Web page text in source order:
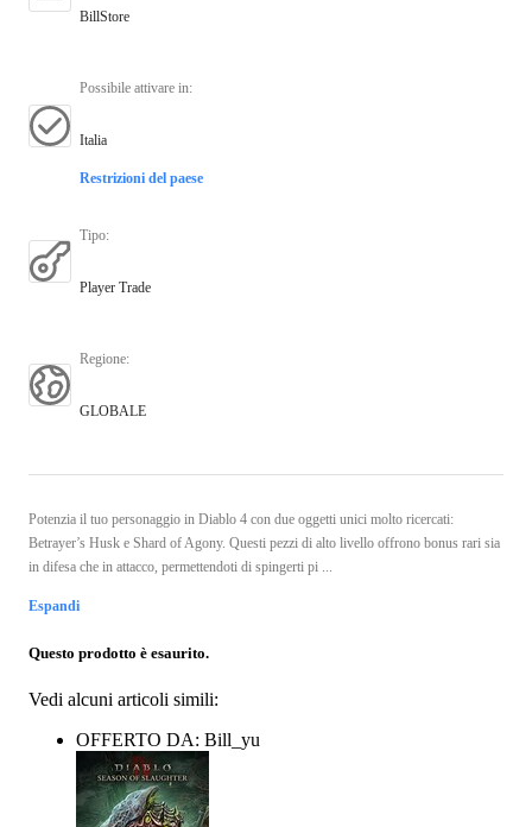
BillStore
Possibile attivare in:
Italia
Restrizioni del paese
Tipo:
Player Trade
Regione:
GLOBALE
Potenzia il tuo personaggio in Diablo 4 con due oggetti unici molto ricercati:
Betrayer’s Husk e Shard of Agony. Questi pezzi di alto livello offrono bonus rari sia
in difesa che in attacco, permettendoti di spingerti pi ...
Espandi
Questo prodotto è esaurito.
Vedi alcuni articoli simili:
OFFERTO DA: Bill_yu